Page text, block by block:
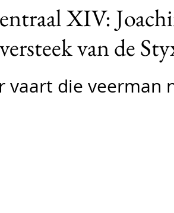
XIV:
van de
vaart die veerman